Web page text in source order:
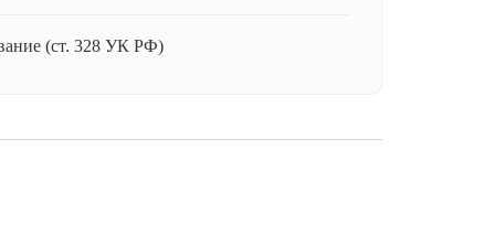
(ст. 328 УК РФ)